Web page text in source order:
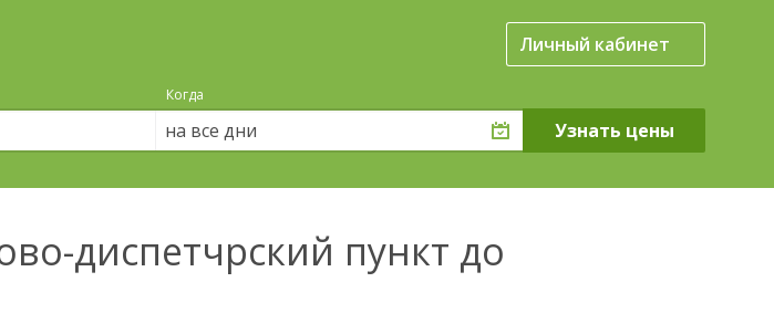
Личный кабинет
Когда
на все дни
диспетчрский пункт до